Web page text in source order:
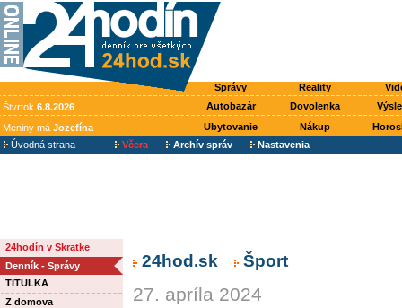
Správy Reality
Štvrtok 6.8.2026 Autobazár Dovolenka
Meniny má Jozefína Ubytovanie Nákup
Úvodná strana
Včera Archív správ Nastavenia
24hodín v Skratke
Denník - Správy
TITULKA
Z domova
24hod.sk Šport
27. apríla 2024